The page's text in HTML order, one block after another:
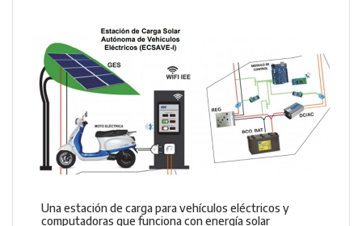
Una estación de carga para vehículos eléctricos y
computadoras que funciona con energía solar